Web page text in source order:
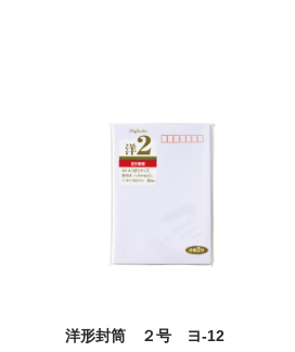
洋形封筒 ２号 ヨ-12